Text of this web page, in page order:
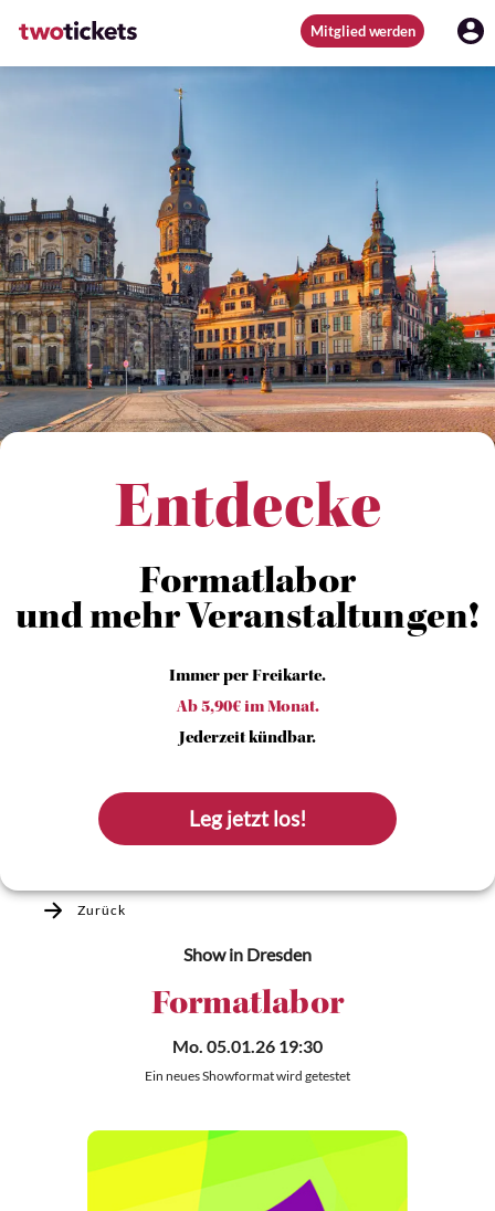
Mitglied werden
Entdecke
Formatlabor
und mehr Veranstaltungen!
Immer per Freikarte.
Ab 5,90€ im Monat.
Jederzeit kündbar.
Leg jetzt los!
Zurück
Showin Dresden
Formatlabor
Mo. 05.01.26 19:30
Ein neues Showformat wird getestet